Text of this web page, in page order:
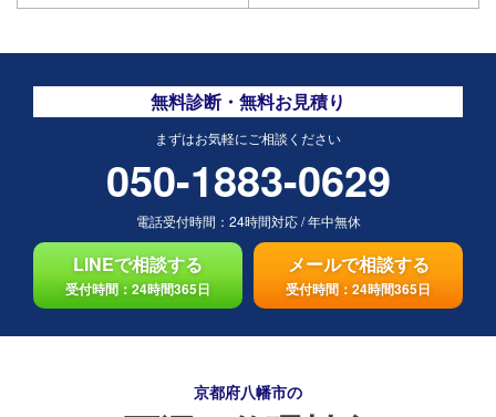
無料診断・無料お見積り
まずはお気軽にご相談ください
050-1883-0629
電話受付時間： 24時間対応/年中無休
LINEで相談する
受付時間：24時間365日
メールで相談する
受付時間：24時間365日
京都府八幡市の